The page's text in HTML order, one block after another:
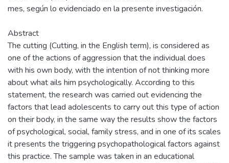
mes, según lo evidenciado en la presente investigación.
Abstract
The cutting (Cutting, in the English term), is considered as
one of the actions of aggression that the individual does
with his own body, with the intention of not thinking more
about what ails him psychologically. According to this
statement, the research was carried out evidencing the
factors that lead adolescents to carry out this type of action
on their body, in the same way the results show the factors
of psychological, social, family stress, and in one of its scales
it presents the triggering psychopathological factors against
this practice. The sample was taken in an educational